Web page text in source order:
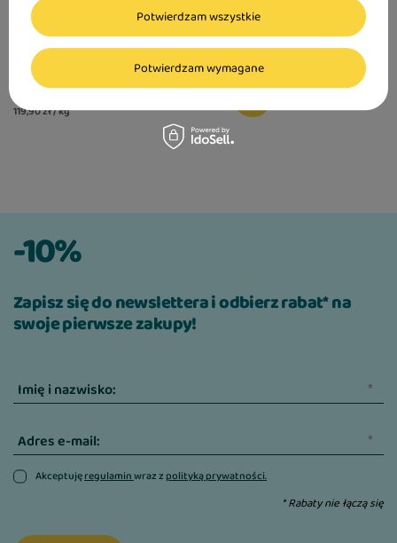
Woolf Soft Cubes Goat monoprotein
Przysmak dla psa kosteczki z koziny 100 g
11,99 zł
119,90 zł / kg
-10%
Zapisz się do newslettera i odbierz rabat* na
swoje pierwsze zakupy!
Imię i nazwisko:
Adres e-mail:
Akceptujęregulaminwraz zpolityką prywatności.
* Rabaty nie łączą się
Potwierdzam wymagane
Potwierdzam wszystkie